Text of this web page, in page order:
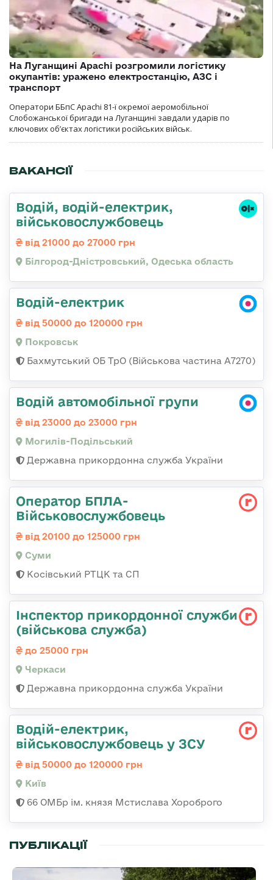
На Луганщині Apachi розгромили логістику
окупантів: уражено електростанцію, АЗС і
транспорт
Оператори ББпС Apachi 81-ї окремої аеромобільної
Слобожанської бригади на Луганщині завдали ударів по
ключових об’єктах логістики російських військ.
ВАКАНСІЇ
Водій, водій-електрик,
військовослужбовець
від 21000 до 27000 грн
Білгород-Дністровський, Одеська область
Водій-електрик
від 50000 до 120000 грн
Покровськ
Бахмутський ОБ ТрО (Військова частина А7270)
Водій автомобільної групи
від 23000 до 23000 грн
Могилів-Подільський
Державна прикордонна служба України
Оператор БПЛА-
Військовослужбовець
від 20100 до 125000 грн
Суми
Косівський РТЦК та СП
Інспектор прикордонної служби
(військова служба)
до 25000 грн
Черкаси
Державна прикордонна служба України
Водій-електрик,
військовослужбовець у ЗСУ
від 50000 до 120000 грн
Київ
66 ОМБр ім. князя Мстислава Хороброго
ПУБЛІКАЦІЇ